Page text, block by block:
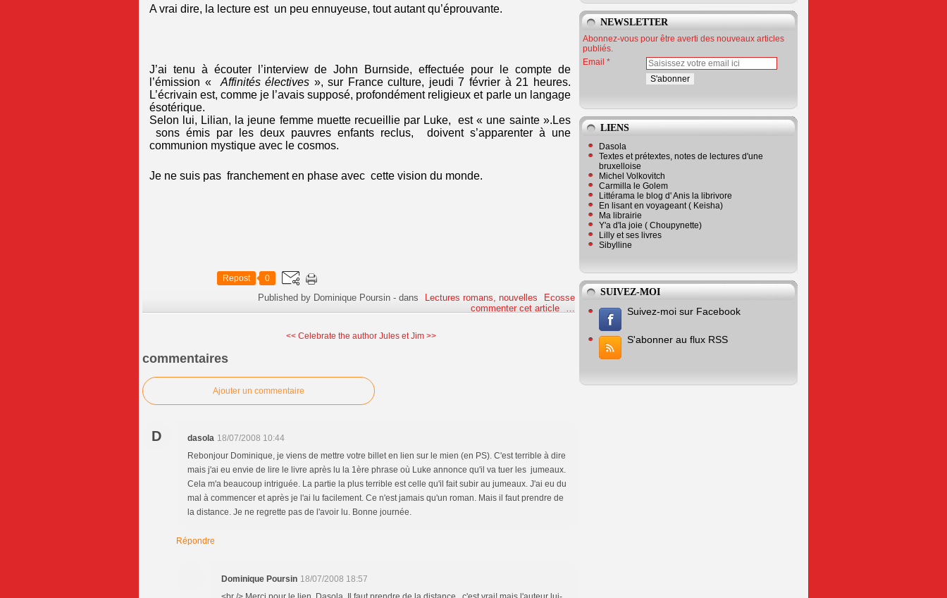
A vrai dire, la lecture est un peu ennuyeuse, tout autant qu’éprouvante.
J’ai tenu à écouter l’interview de John Burnside, effectuée pour le compte de
l’émission « Affinités électives », sur France culture, jeudi 7 février à 21 heures.
L’écrivain est, comme je l’avais supposé, profondément religieux et parle un langage
ésotérique.
Selon lui, Lilian, la jeune femme muette recueillie par Luke, est « une sainte ».Les
sons émis par les deux pauvres enfants reclus, doivent s’apparenter à une
communion mystique avec le cosmos.
Je ne suis pas franchement en phase avec cette vision du monde.
Repost 0
Published by Dominique Poursin -dans Lectures romans, nouvelles
Ecosse
commenter cet article
…
<< Celebrate the author Jules et Jim >>
commentaires
Ajouter un commentaire
D dasola 18/07/2008 10:44
Rebonjour Dominique, je viens de mettre votre billet en lien sur le mien (en PS). C'est terrible à dire
mais j'ai eu envie de lire le livre après lu la 1ère phrase où Luke annonce qu'il va tuer les jumeaux.
Cela m'a beaucoup intriguée. La partie la plus terrible est celle qu'il fait subir au jumeaux. J'ai eu du
mal à commencer et après je l'ai lu facilement. Ce n'est jamais qu'un roman. Mais il faut prendre de
la distance. Je ne regrette pas de l'avoir lu. Bonne journée.
Répondre
Dominique Poursin 18/07/2008 18:57
NEWSLETTER
Abonnez-vous pour être averti des nouveaux articles
publiés.
Email
LIENS
Dasola
Textes et prétextes, notes de lectures d'une
bruxelloise
Michel Volkovitch
Carmilla le Golem
Littérama le blog d' Anis la librivore
En lisant en voyageant ( Keisha)
Ma librairie
Y'a d'la joie ( Choupynette)
Lilly et ses livres
Sibylline
SUIVEZ-MOI
Suivez-moi sur Facebook
S'abonner au flux RSS